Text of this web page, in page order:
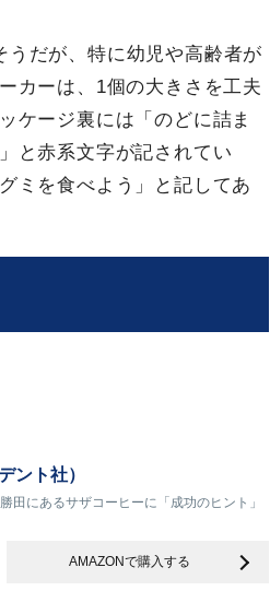
うだが、特に幼児や高齢者が
カーは、1個の大きさを工夫
ケージ裏には「のどに詰ま
と赤系文字が記されてい
ミを食べよう」と記してあ
ント社）
にあるサザコーヒーに「成功のヒント」
AMAZONで購入する